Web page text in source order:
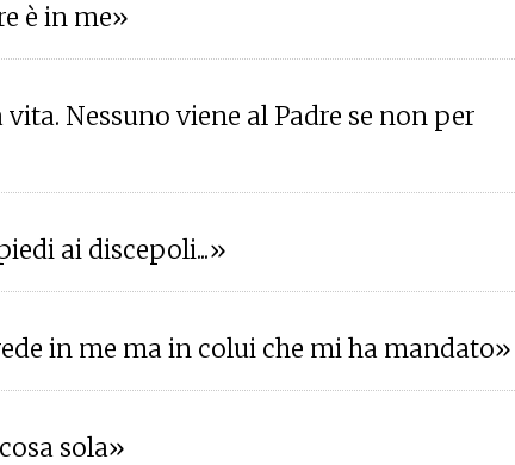
è in me»
Nessuno viene al Padre se non per
ai discepoli...»
in me ma in colui che mi ha mandato»
sola»